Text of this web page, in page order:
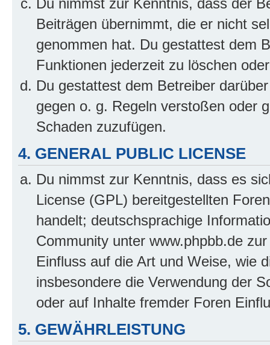
Du nimmst zur Kenntnis, dass der
Beiträgen übernimmt, die er nicht
genommen hat. Du gestattest dem
Funktionen jederzeit zu löschen
Du gestattest dem Betreiber
gegen o. g. Regeln verstoßen oder
Schaden zuzufügen.
4. GENERAL PUBLIC LICENSE
Du nimmst zur Kenntnis, dass es
License (GPL) bereitgestellten
handelt; deutschsprachige
Community unter www.phpbb.de
Einfluss auf die Art und Weise, wie
insbesondere die Verwendung der
oder auf Inhalte fremder Foren
5. GEWÄHRLEISTUNG